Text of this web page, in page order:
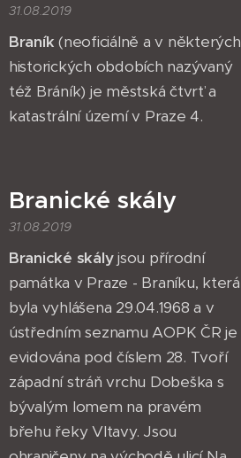
31.08.2019
Braník (neoficiálně a v některých
historických obdobích nazývaný
též Bráník) je městská čtvrť a
katastrální území v Praze 4.
Branické skály
31.08.2019
Branické skályjsou přírodní
památka v Praze - Braníku, která
byla vyhlášena 29.04.1968 a v
ústředním seznamu AOPK ČR je
evidována pod číslem 28. Tvoří
západní stráň vrchu Dobeška s
bývalým lomem na pravém
břehu řeky Vltavy. Jsou